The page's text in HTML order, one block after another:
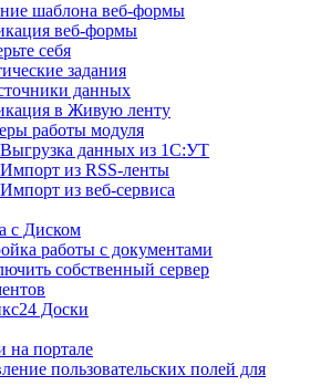
шаблона веб-формы
веб-формы
себя
задания
данных
в Живую ленту
работы модуля
Выгрузка данных из 1С:УТ
Импорт из RSS-ленты
Импорт из веб-сервиса
с Диском
работы с документами
собственный сервер
Доски
на портале
пользовательских полей для